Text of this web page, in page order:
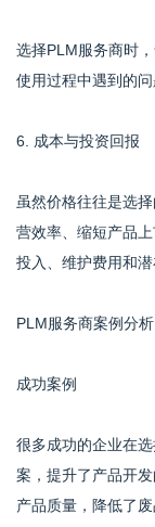
选择PLM服务商时
使用过程中遇到的
6. 成本与投资回报
虽然价格往往是选
营效率、缩短产品
投入、维护费用和潜
PLM服务商案例分析
成功案例
很多成功的企业在
案，提升了产品开
产品质量，降低了废